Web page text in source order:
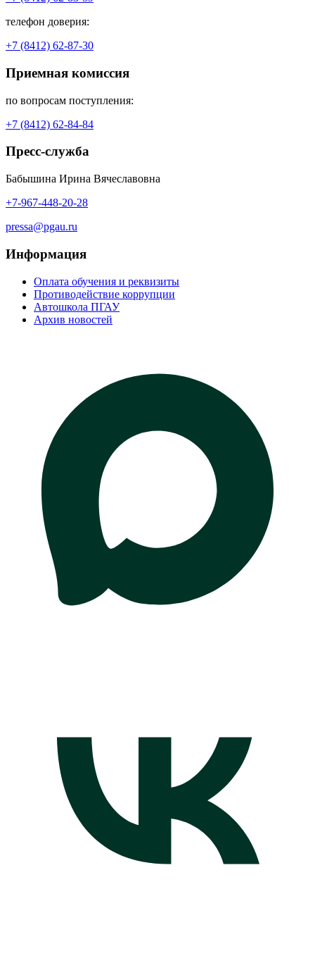
телефон доверия:
+7 (8412) 62-87-30
Приемная комиссия
по вопросам поступления:
+7 (8412) 62-84-84
Пресс-служба
Бабышина Ирина Вячеславовна
+7-967-448-20-28
pressa@pgau.ru
Информация
Оплата обучения и реквизиты
Противодействие коррупции
Автошкола ПГАУ
Архив новостей